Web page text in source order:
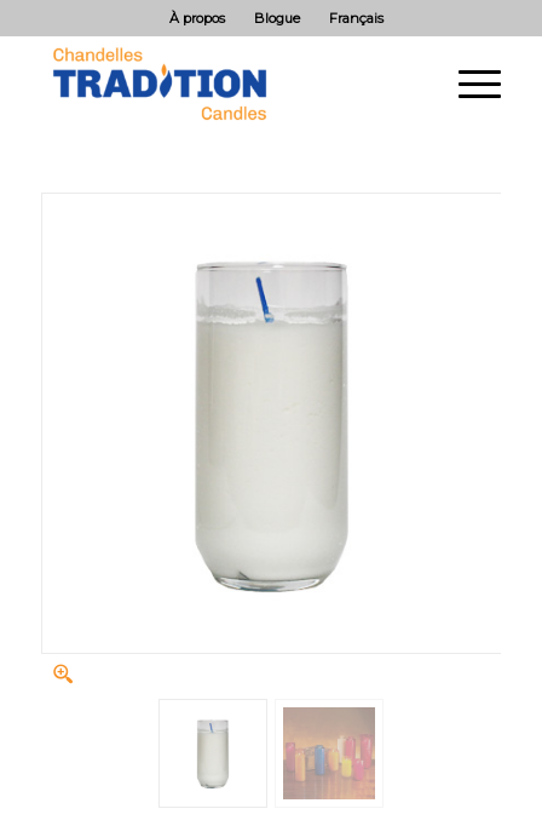
À propos Blogue Français